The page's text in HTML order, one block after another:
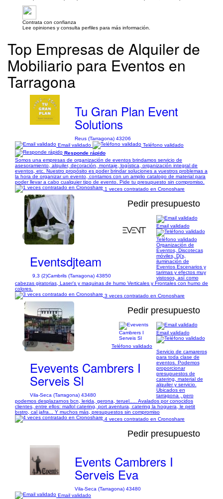
Contrata con confianza
Lee opiniones y consulta perfiles para más información.
Top Empresas de Alquiler de
Mobiliario para Eventos en
Tarragona
Tu Gran Plan Event
Solutions
Reus (Tarragona) 43206
Email validado
Teléfono validado
Responde rápido
Somos una empresas de organización de eventos brindamos servicio de
asesoramiento, alquiler, decoración, montaje, logística, organización integral de
eventos, etc. Nuestro propósito es poder brindar soluciones a vuestros problemas a
la hora de organizar un evento, contamos con un amplio catalogo de material para
poder llevar a cabo cualquier tipo de evento. Pide tu presupuesto sin compromiso.
1 veces contratado en Cronoshare
1/13
Pedir presupuesto
Eventsdjteam
9,3 (2)Cambrils (Tarragona) 43850
Email validado
Teléfono validado
Organización de
Eventos, Discotecas
móviles, Dj's,
iluminación de
Eventos Escenarios y
tarimas y efectos muy
vistosos, así como
cabezas giratorias, Laser's y maquinas de humo Verticales y Frontales con humo de
colores.
3 veces contratado en Cronoshare
1/9
Pedir presupuesto
Evevents Cambrers I
Serveis Sl
Vila-Seca (Tarragona) 43480
Email validado
Teléfono validado
Servicio de camareros
para toda clase de
eventos. Podemos
proporcionar
presupuestos de
catering, material de
alquiler y servicio.
Ubicados en
tarragona , pero
podemos desplazarnos bcn, lerida, gerona, teruel..... Avalados por conocidos
clientes, entre ellos: mallol catering, port aventura, catering la hoguera, le petit
bıstro, cal jafra... Y muchos más, presupuestos sin compromiso
4 veces contratado en Cronoshare
Pedir presupuesto
Events Cambrers I
Serveis Eva
Vila-Seca (Tarragona) 43480
Email validado